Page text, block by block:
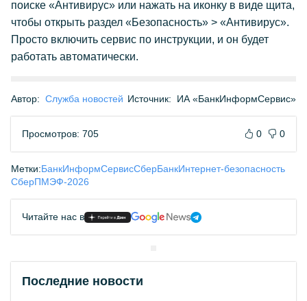
поиске «Антивирус» или нажать на иконку в виде щита,
чтобы открыть раздел «Безопасность» > «Антивирус».
Просто включить сервис по инструкции, и он будет
работать автоматически.
Автор: Служба новостей Источник: ИА «БанкИнформСервис»
Просмотров: 705 0 0
Метки:БанкИнформСервисСберБанкИнтернет-безопасность
СберПМЭФ-2026
Читайте нас в
Последние новости